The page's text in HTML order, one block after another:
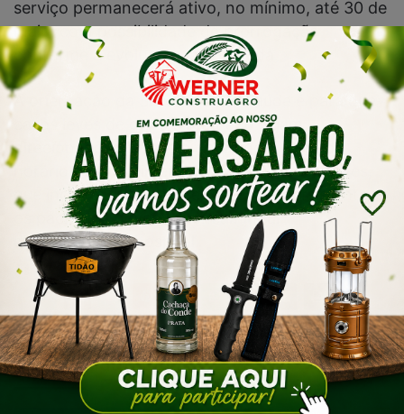
serviço permanecerá ativo, no mínimo, até 30 de
maio, com possibilidade de prorrogação
conforme a evolução da demanda.
A orientação da Secretaria de Saúde é para que
casos leves de gripe e resfriado sejam
direcionados ao centro de triagem. Fora do
horário de atendimento e em situações graves,
que incluem falta de ar e febre alta persistente,
os pacientes devem se encaminhar
diretamente ao hospital.
Artigos relacionados